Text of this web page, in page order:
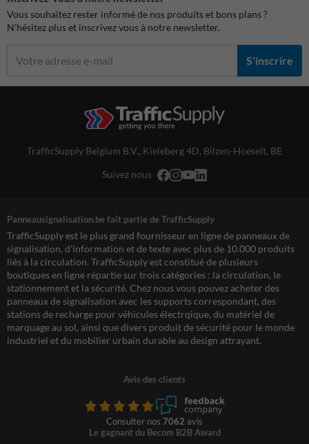
Vous souhaitez rester informé de nos produits et bons plans ?
N'hésitez plus et inscrivez vous à notre newsletter.
S'inscrire
TrafficSupply Belgium B.V., Kieleberg 4D, Bilzen-Hoeselt, BE
Suivez nous
Panneausignalisation.be fait partie de TrafficSupply
TrafficSupply est le plus grand fournisseur en ligne de panneaux de
signalisation, d'information et de texte avec plus de 10.000 produits
liés à la circulation. TrafficSupply est constitué de plusieurs
boutiques en ligne répartie sur trois catégories : la circulation, le
stationnement et la sécurité. Chez nous vous pouvez acheter des
panneaux de signalisation avec les supports correspondant, des
stations de recharge pour véhicules électrqique, du matériel de
marquage au sol, ainsi que divers produit de sécurité pour le monde
industriel et du mobilier urbain durable au design attrayant.
Avis des clients
Consulter nos 7062 avis
Le gagnant du Becom B2B Award